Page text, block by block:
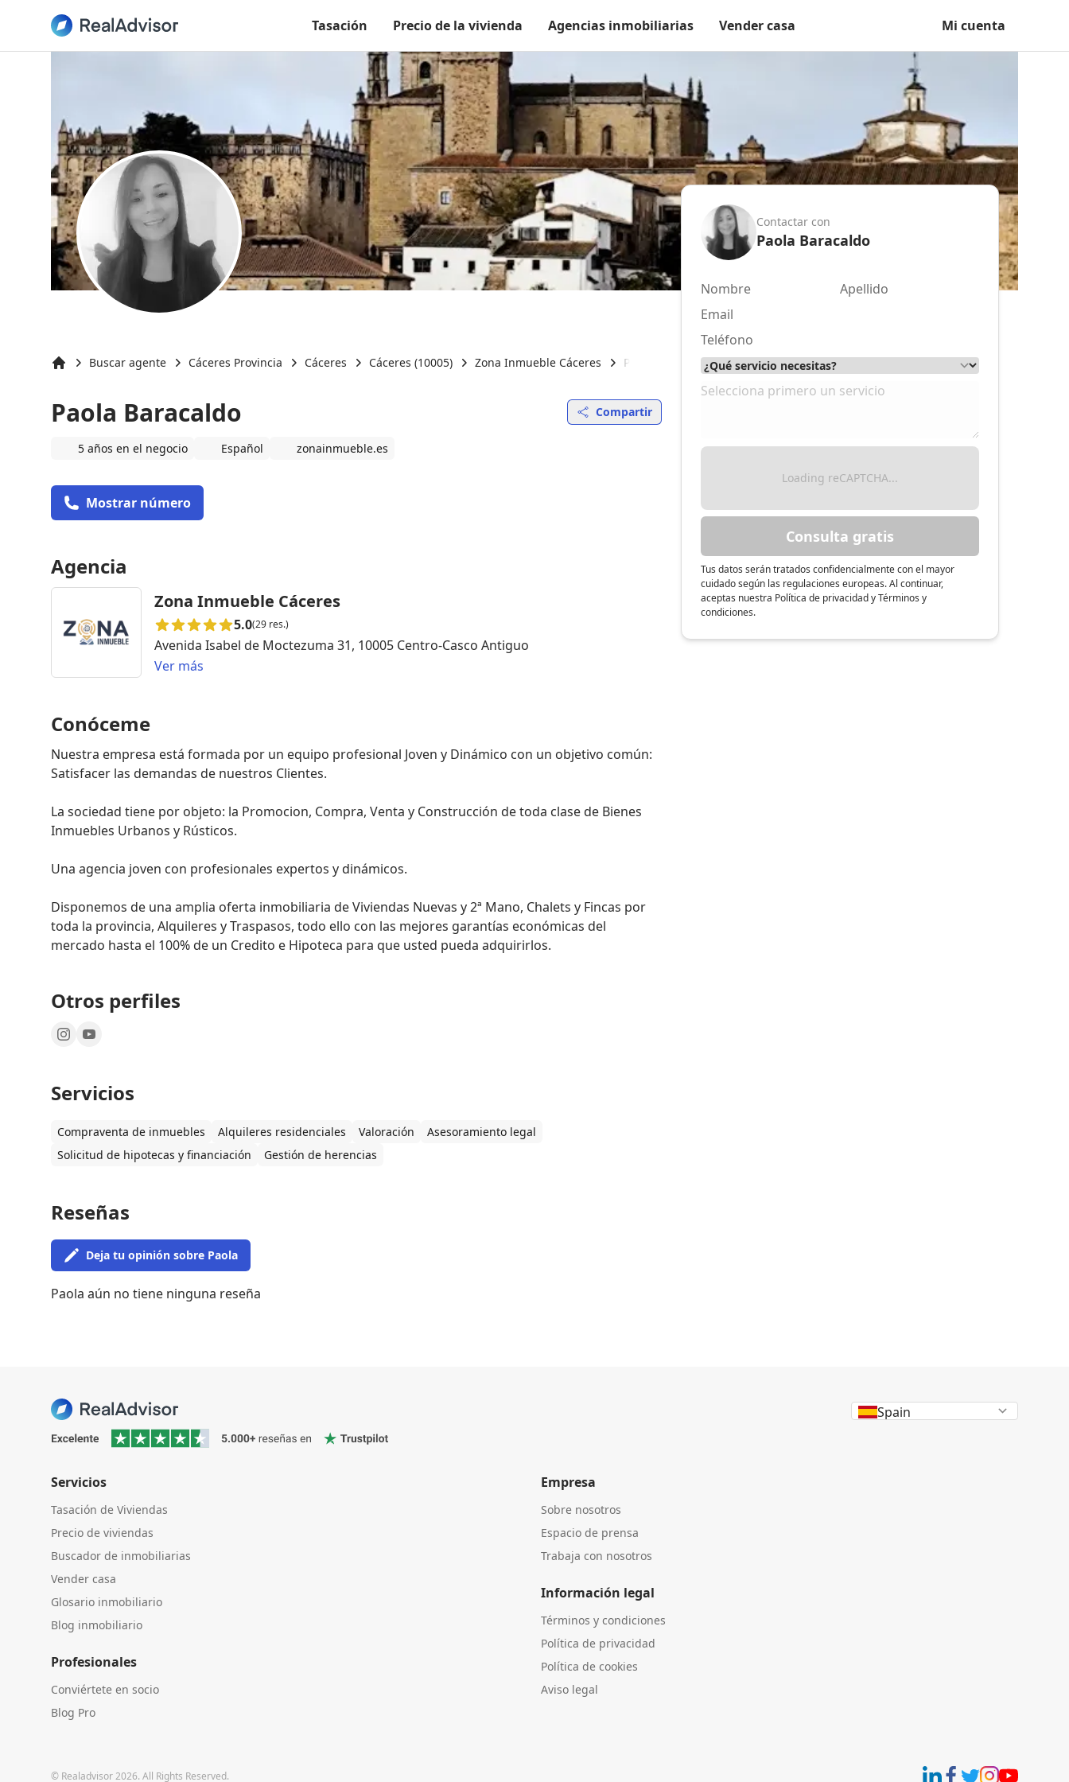
Tasación Precio de la vivienda Agencias inmobiliarias Vender casa Mi cuenta
Buscar agente Cáceres Provincia Cáceres Cáceres (10005) Zona Inmueble Cáceres Paola Baracaldo
Paola Baracaldo Compartir
5 años en el negocio Español zonainmueble.es
Mostrar número
Agencia
Zona Inmueble Cáceres
5.0(29 res.)
Avenida Isabel de Moctezuma 31, 10005 Centro-Casco Antiguo
Ver más
Conóceme
Nuestra empresa está formada por un equipo profesional Joven y Dinámico con un objetivo común:
Satisfacer las demandas de nuestros Clientes.
La sociedad tiene por objeto: la Promocion, Compra, Venta y Construcción de toda clase de Bienes
Inmuebles Urbanos y Rústicos.
Una agencia joven con profesionales expertos y dinámicos.
Disponemos de una amplia oferta inmobiliaria de Viviendas Nuevas y 2ª Mano, Chalets y Fincas por
toda la provincia, Alquileres y Traspasos, todo ello con las mejores garantías económicas del
mercado hasta el 100% de un Credito e Hipoteca para que usted pueda adquirirlos.
Otros perfiles
Servicios
Compraventa de inmuebles Alquileres residenciales Valoración
Asesoramiento legal
Solicitud de hipotecas y financiación
Gestión de herencias
Reseñas
Deja tu opinión sobre Paola
Paola aún no tiene ninguna reseña
Contactar con
Paola Baracaldo
Loading reCAPTCHA...
Consulta gratis
Tus datos serán tratados confidencialmente con el mayor
cuidado según las regulaciones europeas. Al continuar,
aceptas nuestra Política de privacidad y Términos y
condiciones.
Spain
Servicios
Tasación de Viviendas
Precio de viviendas
Buscador de inmobiliarias
Vender casa
Glosario inmobiliario
Blog inmobiliario
Profesionales
Conviértete en socio
Blog Pro
Empresa
Sobre nosotros
Espacio de prensa
Trabaja con nosotros
Información legal
Términos y condiciones
Política de privacidad
Política de cookies
Aviso legal
© Realadvisor 2026. All Rights Reserved.